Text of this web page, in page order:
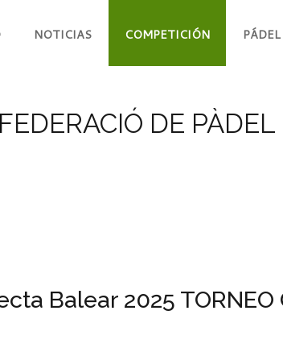
NOTICIAS COMPETICIÓN
FEDERACIÓ DE
Balear 2025 TORNEO